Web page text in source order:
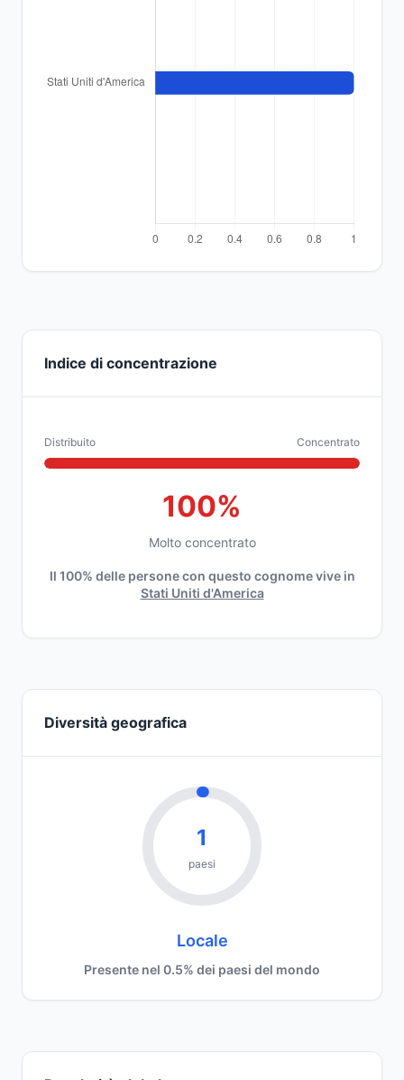
Indice di concentrazione
Distribuito Concentrato
100%
Molto concentrato
Il 100% delle persone con questo cognome vive in
Stati Uniti d'America
Diversità geografica
1
paesi
Locale
Presente nel 0.5% dei paesi del mondo